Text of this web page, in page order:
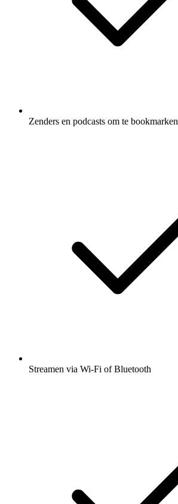
Zenders en podcasts om te bookmarken
Streamen via Wi-Fi of Bluetooth